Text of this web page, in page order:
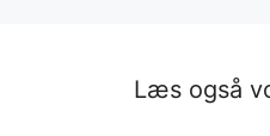
Læs også